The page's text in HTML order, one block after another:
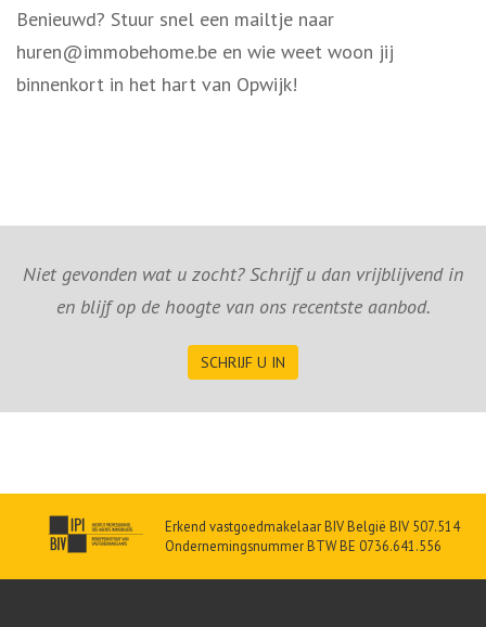
Benieuwd? Stuur snel een mailtje naar
huren@immobehome.be en wie weet woon jij
binnenkort in het hart van Opwijk!
Niet gevonden wat u zocht? Schrijf u dan vrijblijvend in
en blijf op de hoogte van ons recentste aanbod.
SCHRIJF U IN
Erkend vastgoedmakelaar BIV België BIV 507.514
Ondernemingsnummer BTW BE 0736.641.556